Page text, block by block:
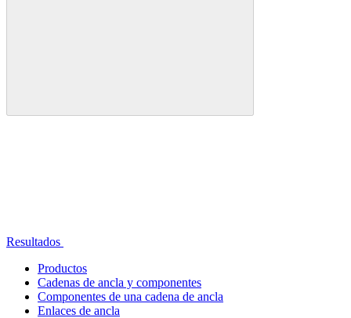
Resultados
Productos
Cadenas de ancla y componentes
Componentes de una cadena de ancla
Enlaces de ancla